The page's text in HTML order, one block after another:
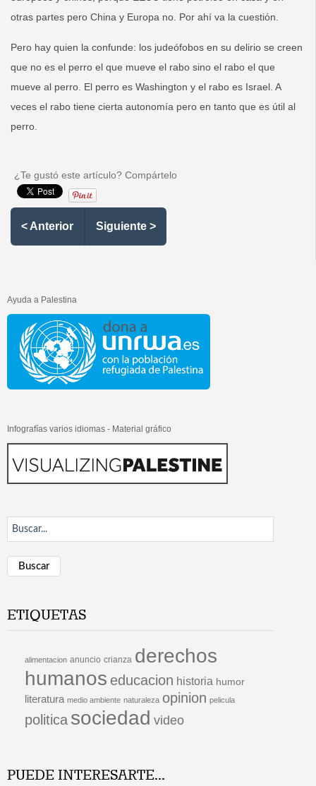
otras partes pero China y Europa no. Por ahí va la cuestión.
Pero hay quien la confunde: los judeófobos en su delirio se creen
que no es el perro el que mueve el rabo sino el rabo el que
mueve al perro. El perro es Washington y el rabo es Israel. A
veces el rabo tiene cierta autonomía pero en tanto que es útil al
perro.
¿Te gustó este artículo? Compártelo
< Anterior Siguiente >
Ayuda a Palestina
Infografías varios idiomas - Material gráfico
Buscar
ETIQUETAS
alimentacion anuncio crianza derechos
humanos educacion historia humor
literatura medio ambiente naturaleza opinion pelicula
politica sociedad video
PUEDE INTERESARTE...